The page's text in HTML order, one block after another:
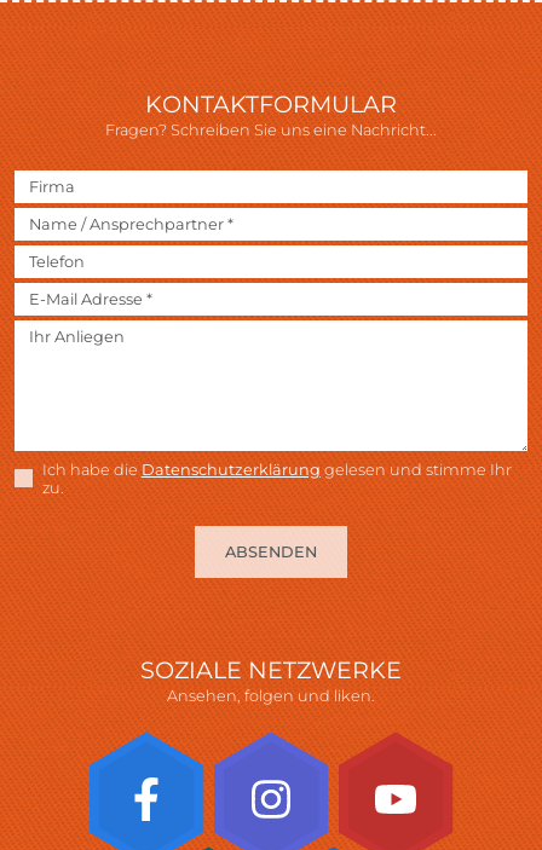
KONTAKTFORMULAR
Fragen? Schreiben Sie uns eine Nachricht...
Ich habe dieDatenschutzerklärunggelesen und stimme Ihr
zu.
ABSENDEN
SOZIALE NETZWERKE
Ansehen, folgen und liken.